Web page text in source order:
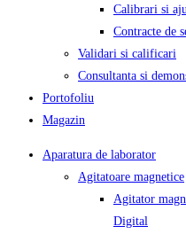
Calibrari si
Contracte de
Validari si calificari
Consultanta si
Portofoliu
Magazin
Aparatura de laborator
Agitatoare magnetice
Agitator
Digital